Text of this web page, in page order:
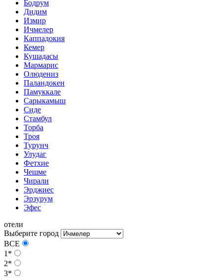
Бодрум
Дидим
Измир
Ичмелер
Каппадокия
Кемер
Кушадасы
Мармарис
Олюдениз
Паландокен
Памуккале
Сарыкамыш
Сиде
Стамбул
Торба
Троя
Турунч
Улудаг
Фетхие
Чешме
Чирали
Эрджиес
Эрзурум
Эфес
отели
Выберите город
ВСЕ
1*
2*
3*